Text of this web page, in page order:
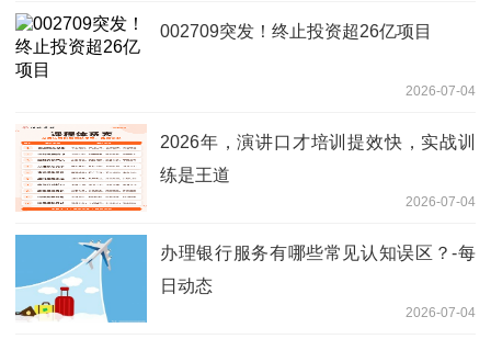
002709突发！终止投资超26亿项目
2026-07-04
2026年，演讲口才培训提效快，实战训
练是王道
2026-07-04
办理银行服务有哪些常见认知误区？-每
日动态
2026-07-04